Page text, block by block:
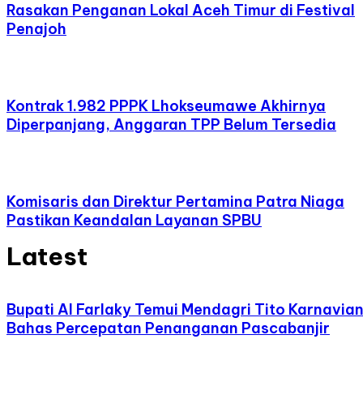
Rasakan Penganan Lokal Aceh Timur di Festival
Penajoh
Kontrak 1.982 PPPK Lhokseumawe Akhirnya
Diperpanjang, Anggaran TPP Belum Tersedia
Komisaris dan Direktur Pertamina Patra Niaga
Pastikan Keandalan Layanan SPBU
Latest
Bupati Al Farlaky Temui Mendagri Tito Karnavian
Bahas Percepatan Penanganan Pascabanjir